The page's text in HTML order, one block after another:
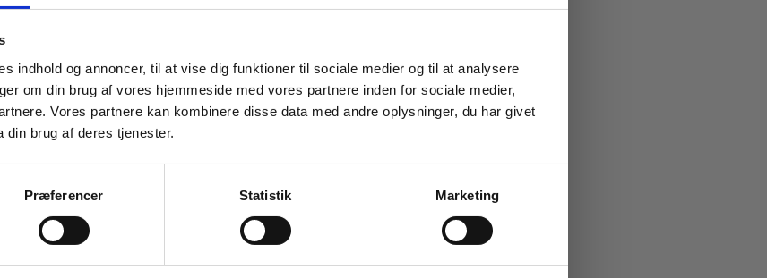
indhold og annoncer, til at vise dig funktioner til sociale medier og til at analysere
om din brug af vores hjemmeside med vores partnere inden for sociale medier,
Vores partnere kan kombinere disse data med andre oplysninger, du har givet
brug af deres tjenester.
Præferencer Statistik Marketing
Bliv medlem af Indbo Møblers kundeklub!
invitationer til eksklusive events.
her
Navn